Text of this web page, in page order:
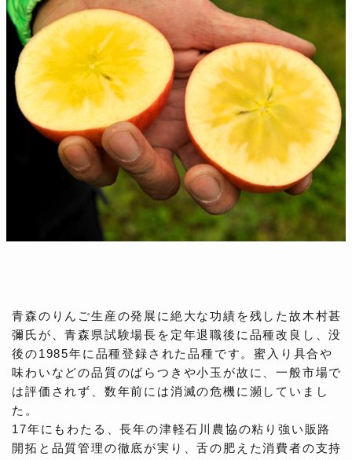
青森のりんご生産の発展に絶大な功績を残した故木村甚
彌氏が、青森県試験場長を定年退職後に品種改良し、没
後の1985年に品種登録された品種です。蜜入り具合や
味わいなどの品質のばらつきや小玉が故に、一般市場で
は評価されず、数年前には消滅の危機に瀕していまし
た。
17年にもわたる、長年の津軽石川農協の粘り強い販路
開拓と品質管理の徹底が実り、舌の肥えた消費者の支持